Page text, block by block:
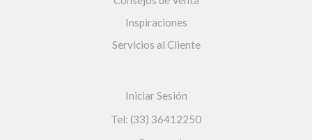
Inspiraciones
Servicios al Cliente
Iniciar Sesión
Tel: (33) 36412250